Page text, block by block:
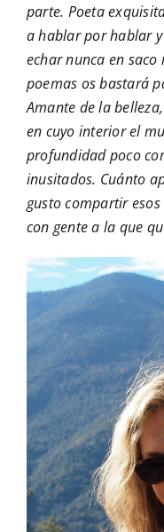
parte. Poeta
a hablar por hablar
echar nunca en saco
poemas os bastará
Amante de la
en cuyo interior el
profundidad poco
inusitados. Cuánto
gusto compartir
con gente a la que